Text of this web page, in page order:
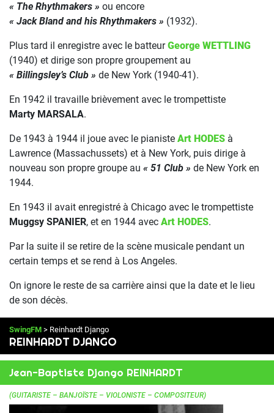
« The Rhythmakers » ou encore
« Jack Bland and his Rhythmakers » (1932).
Plus tard il enregistre avec le batteurGeorge WETTLING
(1940) et dirige son propre groupement au
« Billingsley’s Club » de New York (1940-41).
En 1942 il travaille brièvement avec le trompettiste
Marty MARSALA.
De 1943 à 1944 il joue avec le pianiste Art HODES à
Lawrence (Massachussets) et à New York, puis dirige à
nouveau son propre groupe au « 51 Club » de New York en
1944.
En 1943 il avait enregistré à Chicago avec le trompettiste
Muggsy SPANIER, et en 1944 avec Art HODES.
Par la suite il se retire de la scène musicale pendant un
certain temps et se rend à Los Angeles.
On ignore le reste de sa carrière ainsi que la date et le lieu
de son décès.
SwingFM > Reinhardt Django
REINHARDT DJANGO
Jean-Baptiste Django REINHARDT
(GUITARISTE – BANJOÏSTE – VIOLONISTE – COMPOSITEUR)